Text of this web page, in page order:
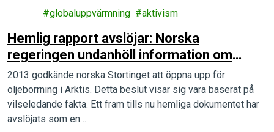
globaluppvärmning
aktivism
Hemlig rapport avslöjar: Norska
regeringen undanhöll information om
miljardförlust för oljeborrning i Arktis
2013 godkände norska Stortinget att öppna upp för
oljeborrning i Arktis. Detta beslut visar sig vara baserat på
vilseledande fakta. Ett fram tills nu hemliga dokumentet har
avslöjats som en…